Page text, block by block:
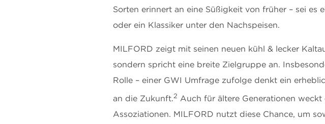
Sorten erinnert an eine Süßigkeit von früher – sei es
oder ein Klassiker unter den Nachspeisen.
MILFORD zeigt mit seinen neuen kühl & lecker
sondern spricht eine breite Zielgruppe an.
Rolle – einer GWI Umfrage zufolge denkt ein
an die Zukunft.2 Auch für ältere Generationen
Assoziationen. MILFORD nutzt diese Chance, um